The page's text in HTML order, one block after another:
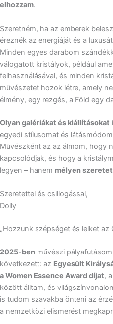
elhozzam.
Szeretném, ha az emberek
éreznék az energiáját és a
Minden egyes darabom
válogatott kristályok, például
felhasználásával, és minden
művészetet hozok létre, amely
élmény, egy rezgés, a Föld egy
Olyan galériákat és kiállításokat
egyedi stílusomat és
Művészként az az álmom, hogy
kapcsolódjak, és hogy a
legyen – hanem mélyen
Szeretettel és csillogással,
Dolly
„Hozzunk szépséget és lelket az
2025-ben művészi
következett: az Egyesült
a Women Essence Award díjat,
között álltam, és
is tudom szavakba önteni az
a nemzetközi elismerést